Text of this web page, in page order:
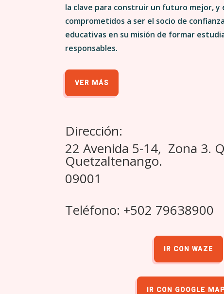
la clave para construir un futuro mejor, y
comprometidos a ser el socio de
educativas en su misión de formar
responsables.
VER MÁS
Dirección:
22 Avenida 5-14, Zona 3.
Quetzaltenango.
09001
Teléfono: +502 79638900
IR CON WAZE
IR CON GOOGLE